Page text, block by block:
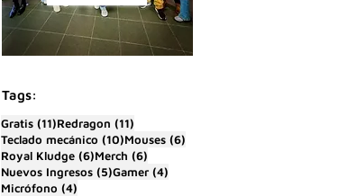
Tags:
Gratis (11)11 entradas
Redragon (11)
Teclado mecánico (10)10 entradas
Mouses (6)
Royal Kludge (6)6 entradas
Merch (6)
Nuevos Ingresos (5)5 entradas
Gamer (4)
Micrófono (4)